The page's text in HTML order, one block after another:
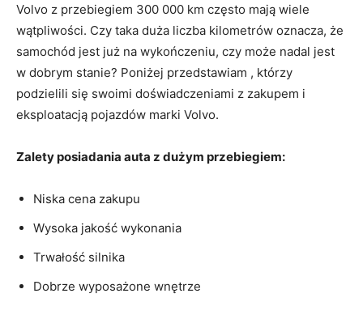
Volvo z przebiegiem⁢ 300 ⁤000 km często mają ‍wiele
wątpliwości. Czy taka duża liczba ‍kilometrów‍ oznacza, że
samochód jest już na wykończeniu, czy może nadal jest
w dobrym stanie? Poniżej przedstawiam ‌, którzy
podzielili się swoimi doświadczeniami z zakupem ⁢i
eksploatacją pojazdów marki ⁤Volvo.
Zalety‍ posiadania auta z dużym przebiegiem:
Niska cena ‌zakupu
Wysoka jakość ​wykonania
Trwałość silnika
Dobrze wyposażone wnętrze